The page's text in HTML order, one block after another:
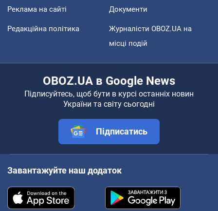
Реклама на сайті Документи
Редакційна політика
Журналісти OBOZ.UA на
місці подій
OBOZ.UA в Google News
Підписуйтесь, щоб бути в курсі останніх новин
України та світу сьогодні
Підписатись
Завантажуйте наш додаток